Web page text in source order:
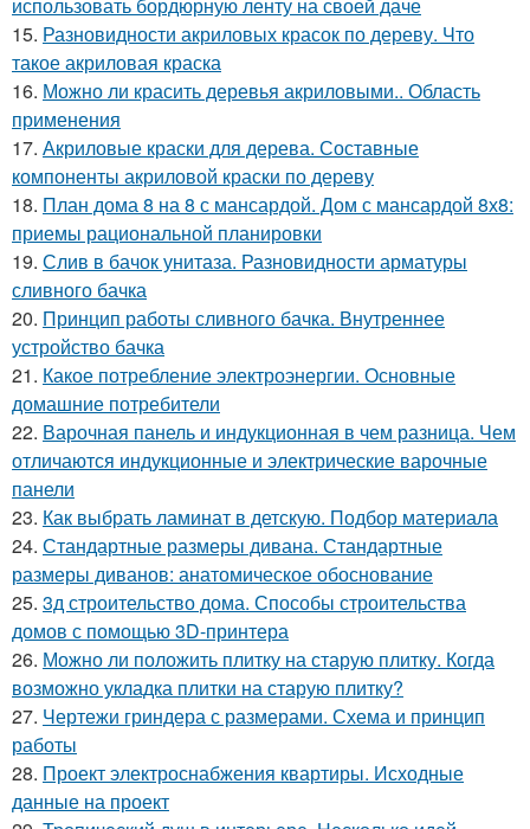
15. Разновидности акриловых красок по дереву. Что
такое акриловая краска
16. Можно ли красить деревья акриловыми.. Область
применения
17. Акриловые краски для дерева. Составные
компоненты акриловой краски по дереву
18. План дома 8 на 8 с мансардой. Дом с мансардой 8х8:
приемы рациональной планировки
19. Слив в бачок унитаза. Разновидности арматуры
сливного бачка
20. Принцип работы сливного бачка. Внутреннее
устройство бачка
21. Какое потребление электроэнергии. Основные
домашние потребители
22. Варочная панель и индукционная в чем разница. Чем
отличаются индукционные и электрические варочные
панели
23. Как выбрать ламинат в детскую. Подбор материала
24. Стандартные размеры дивана. Стандартные
размеры диванов: анатомическое обоснование
25. 3д строительство дома. Способы строительства
домов с помощью 3D-принтера
26. Можно ли положить плитку на старую плитку. Когда
возможно укладка плитки на старую плитку?
27. Чертежи гриндера с размерами. Схема и принцип
работы
28. Проект электроснабжения квартиры. Исходные
данные на проект